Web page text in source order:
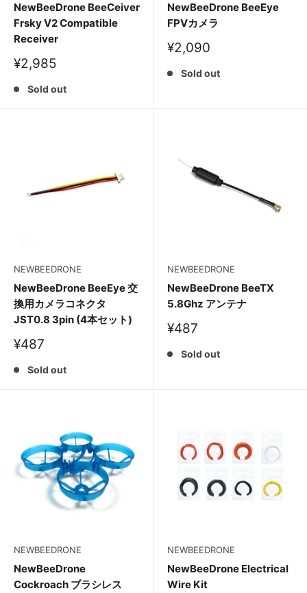
NewBeeDrone BeeCeiver
Frsky V2 Compatible
Receiver
販
価
¥2,985
Sold out
NewBeeDrone BeeEye
FPVカメラ
販
価
¥2,090
Sold out
NEWBEEDRONE
NewBeeDrone BeeEye 交
換用カメラコネクタ
JST0.8 3pin (4本セット)
販
価
¥487
Sold out
NEWBEEDRONE
NewBeeDrone BeeTX
5.8Ghz アンテナ
販
価
¥487
Sold out
NEWBEEDRONE
NewBeeDrone
Cockroach ブラシレス
NEWBEEDRONE
NewBeeDrone Electrical
Wire Kit